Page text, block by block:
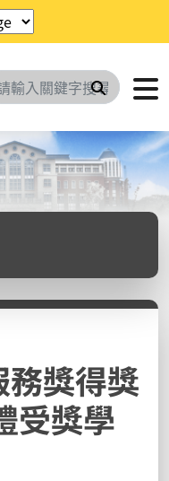
搜尋
獎得獎
受獎學